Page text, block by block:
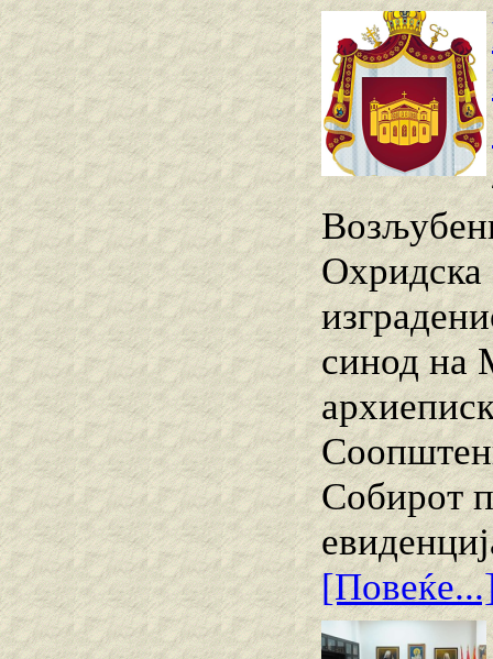
Охридска
синод на
Собирот